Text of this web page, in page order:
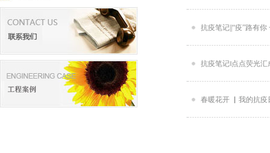
抗疫笔记||“疫”路有你
抗疫笔记‖点点荧光
春暖花开 ▏我的抗疫